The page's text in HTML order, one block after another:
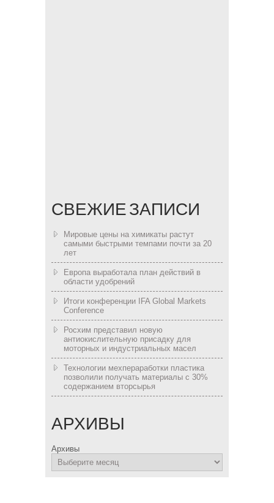
СВЕЖИЕ ЗАПИСИ
Мировые цены на химикаты растут
самыми быстрыми темпами почти за 20
лет
Европа выработала план действий в
области удобрений
Итоги конференции IFA Global Markets
Conference
Росхим представил новую
антиокислительную присадку для
моторных и индустриальных масел
Технологии мехпераработки пластика
позволили получать материалы с 30%
содержанием вторсырья
АРХИВЫ
Архивы